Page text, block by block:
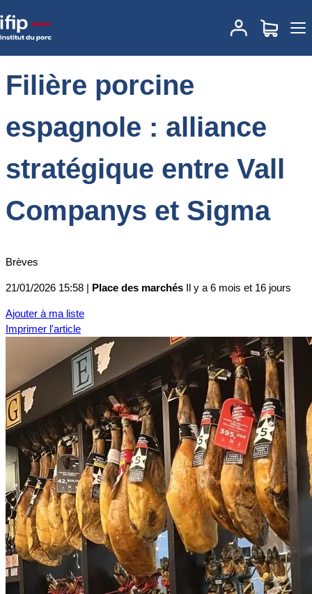
Accueil Actualités des marchés
Filière porcine
espagnole : alliance stratégique entre Vall Companys et Sigma
Filière porcine
espagnole : alliance
stratégique entre Vall
Companys et Sigma
Brèves
21/01/2026 15:58 | Place des marchés Il y a 6 mois et 16 jours
Ajouter à ma liste
Imprimer l'article